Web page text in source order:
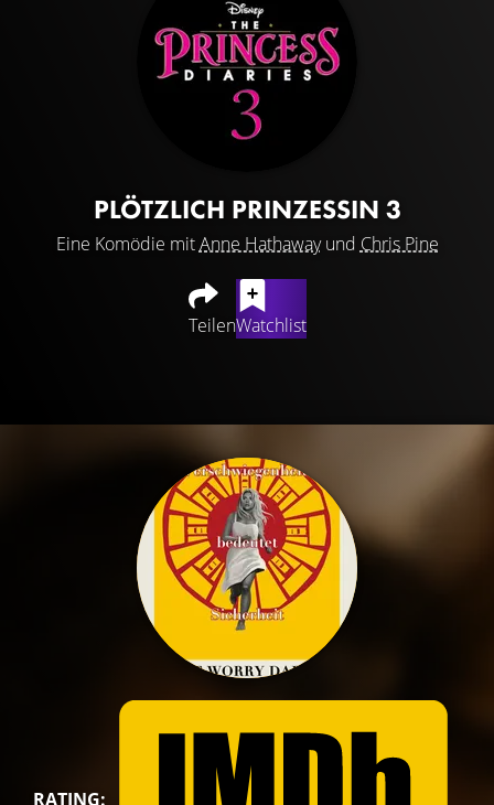
PLÖTZLICH PRINZESSIN 3
Eine Komödie mitAnne Hathawayund Chris Pine
TeilenWatchlist
RATING: